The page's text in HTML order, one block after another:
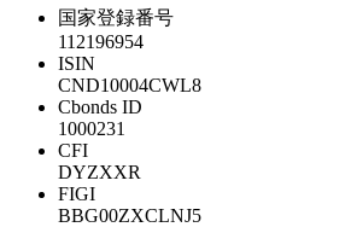
国家登録番号
112196954
ISIN
CND10004CWL8
Cbonds ID
1000231
CFI
DYZXXR
FIGI
BBG00ZXCLNJ5